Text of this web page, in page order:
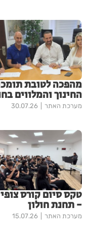
מהפכה לטובת
החינוך והמלווים
מערכת האתר 30.07.26
טקס סיום קורס
- תחנת חולון
מערכת האתר 15.07.26